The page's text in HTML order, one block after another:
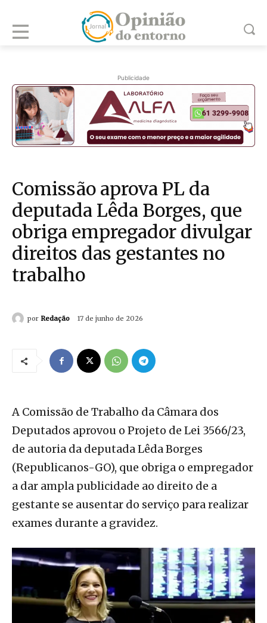
Publicidade
Comissão aprova PL da
deputada Lêda Borges, que
obriga empregador divulgar
direitos das gestantes no
trabalho
por Redação 17 de junho de 2026
A Comissão de Trabalho da Câmara dos
Deputados aprovou o Projeto de Lei 3566/23,
de autoria da deputada Lêda Borges
(Republicanos-GO), que obriga o empregador
a dar ampla publicidade ao direito de a
gestante se ausentar do serviço para realizar
exames durante a gravidez.